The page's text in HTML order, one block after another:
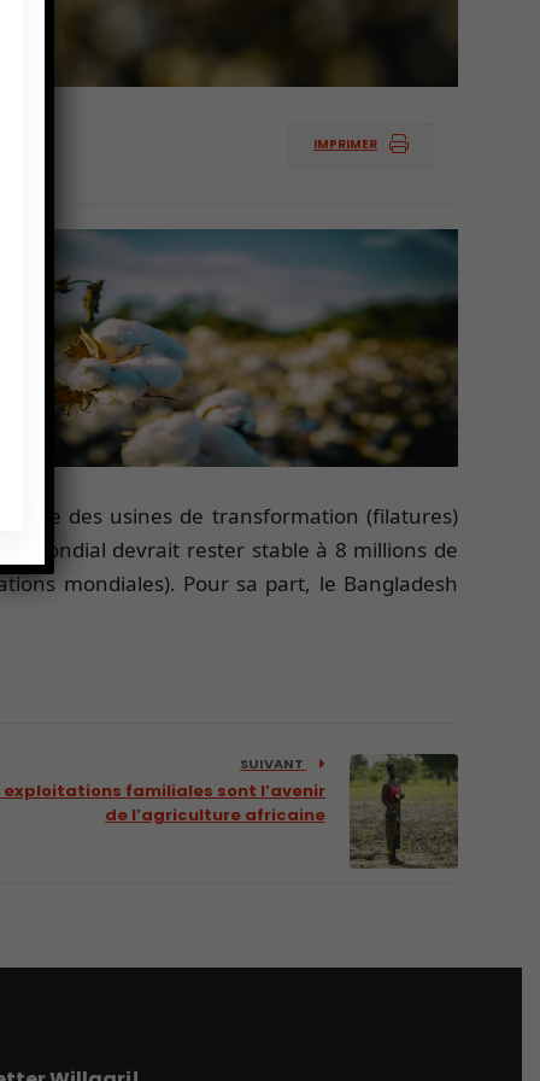
IMPRIMER
des usines de transformation (filatures)
mondial devrait rester stable à 8 millions de
mondiales). Pour sa part, le Bangladesh
SUIVANT
exploitations familiales sont l’avenir
de l’agriculture africaine